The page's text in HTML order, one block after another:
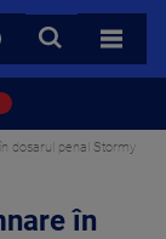
CAUTA
TOATE
dosarul penal Stormy
în